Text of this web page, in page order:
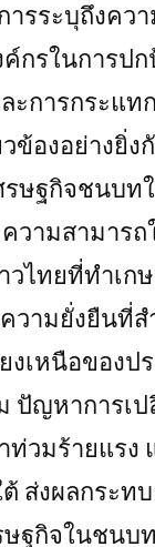
ารระบุถึงคว
กรในการปก
ะการกระแท
ข้องอย่างยิ่ง
ษฐกิจชนบท
วามสามาร
ไทยที่ทำเก
วามยั่งยืนที่
งเหนือของป
ปัญหาการเ
วมร้ายแรง
ส่งผลกระท
ฐกิจในชนบ